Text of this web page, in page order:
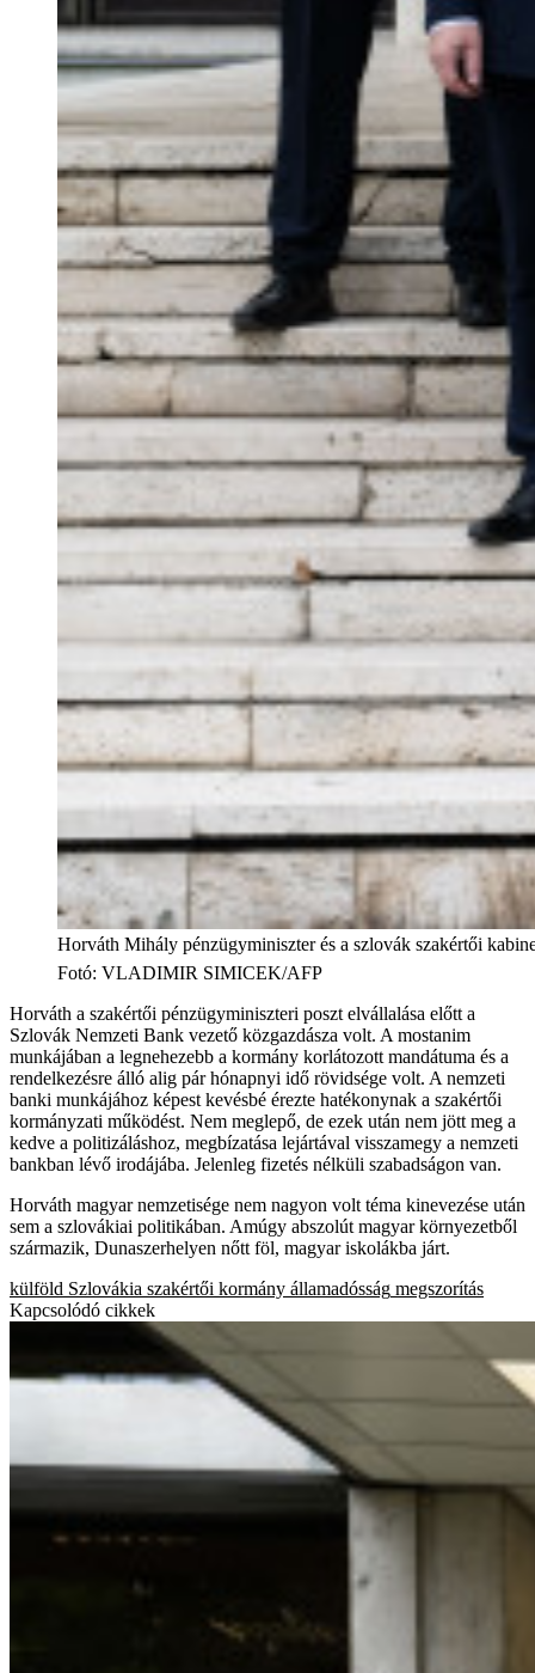
Horváth Mihály pénzügyminiszter és a szlovák szakértői
Fotó: VLADIMIR SIMICEK/AFP
Horváth a szakértői pénzügyminiszteri poszt elvállalása előtt a
Szlovák Nemzeti Bank vezető közgazdásza volt. A mostanim
munkájában a legnehezebb a kormány korlátozott mandátuma és a
rendelkezésre álló alig pár hónapnyi idő rövidsége volt. A nemzeti
banki munkájához képest kevésbé érezte hatékonynak a szakértői
kormányzati működést. Nem meglepő, de ezek után nem jött meg a
kedve a politizáláshoz, megbízatása lejártával visszamegy a nemzeti
bankban lévő irodájába. Jelenleg fizetés nélküli szabadságon van.
Horváth magyar nemzetisége nem nagyon volt téma kinevezése után
sem a szlovákiai politikában. Amúgy abszolút magyar környezetből
származik, Dunaszerhelyen nőtt föl, magyar iskolákba járt.
külföld Szlovákia szakértői kormány államadósság megszorítás
Kapcsolódó cikkek